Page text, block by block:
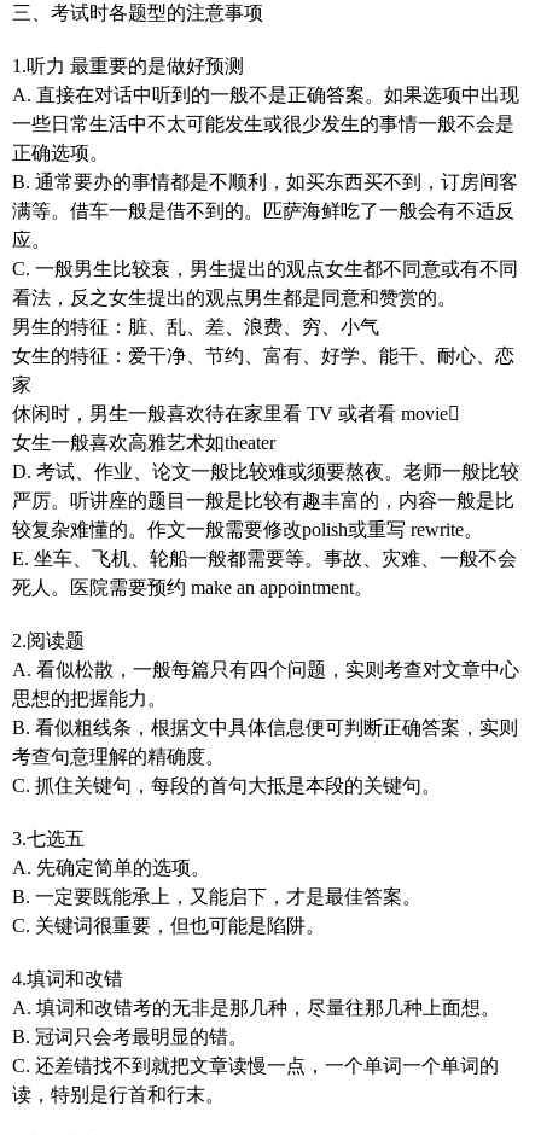
三、考试时各题型的注意事项
1.听力 最重要的是做好预测
A. 直接在对话中听到的一般不是正确答案。如果选项中出现
一些日常生活中不太可能发生或很少发生的事情一般不会是
正确选项。
B. 通常要办的事情都是不顺利，如买东西买不到，订房间客
满等。借车一般是借不到的。匹萨海鲜吃了一般会有不适反
应。
C. 一般男生比较衰，男生提出的观点女生都不同意或有不同
看法，反之女生提出的观点男生都是同意和赞赏的。
男生的特征：脏、乱、差、浪费、穷、小气
女生的特征：爱干净、节约、富有、好学、能干、耐心、恋
家
休闲时，男生一般喜欢待在家里看 TV 或者看 movie
女生一般喜欢高雅艺术如theater
D. 考试、作业、论文一般比较难或须要熬夜。老师一般比较
严厉。听讲座的题目一般是比较有趣丰富的，内容一般是比
较复杂难懂的。作文一般需要修改polish或重写 rewrite。
E. 坐车、飞机、轮船一般都需要等。事故、灾难、一般不会
死人。医院需要预约 make an appointment。
2.阅读题
A. 看似松散，一般每篇只有四个问题，实则考查对文章中心
思想的把握能力。
B. 看似粗线条，根据文中具体信息便可判断正确答案，实则
考查句意理解的精确度。
C. 抓住关键句，每段的首句大抵是本段的关键句。
3.七选五
A. 先确定简单的选项。
B. 一定要既能承上，又能启下，才是最佳答案。
C. 关键词很重要，但也可能是陷阱。
4.填词和改错
A. 填词和改错考的无非是那几种，尽量往那几种上面想。
B. 冠词只会考最明显的错。
C. 还差错找不到就把文章读慢一点，一个单词一个单词的
读，特别是行首和行末。